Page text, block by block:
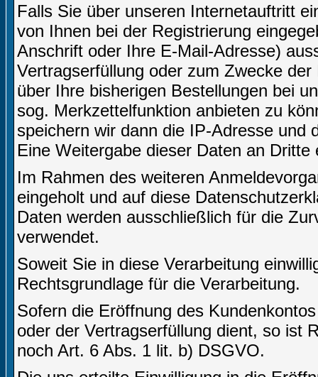
Falls Sie über unseren Internetauftritt
von Ihnen bei der Registrierung
Anschrift oder Ihre E-Mail-Adresse)
Vertragserfüllung oder zum Zwecke
über Ihre bisherigen Bestellungen bei
sog. Merkzettelfunktion anbieten zu
speichern wir dann die IP-Adresse und
Eine Weitergabe dieser Daten an
Im Rahmen des weiteren
eingeholt und auf diese
Daten werden ausschließlich für die
verwendet.
Soweit Sie in diese Verarbeitung
Rechtsgrundlage für die Verarbeitung.
Sofern die Eröffnung des
oder der Vertragserfüllung dient, so ist
noch Art. 6 Abs. 1 lit. b) DSGVO.